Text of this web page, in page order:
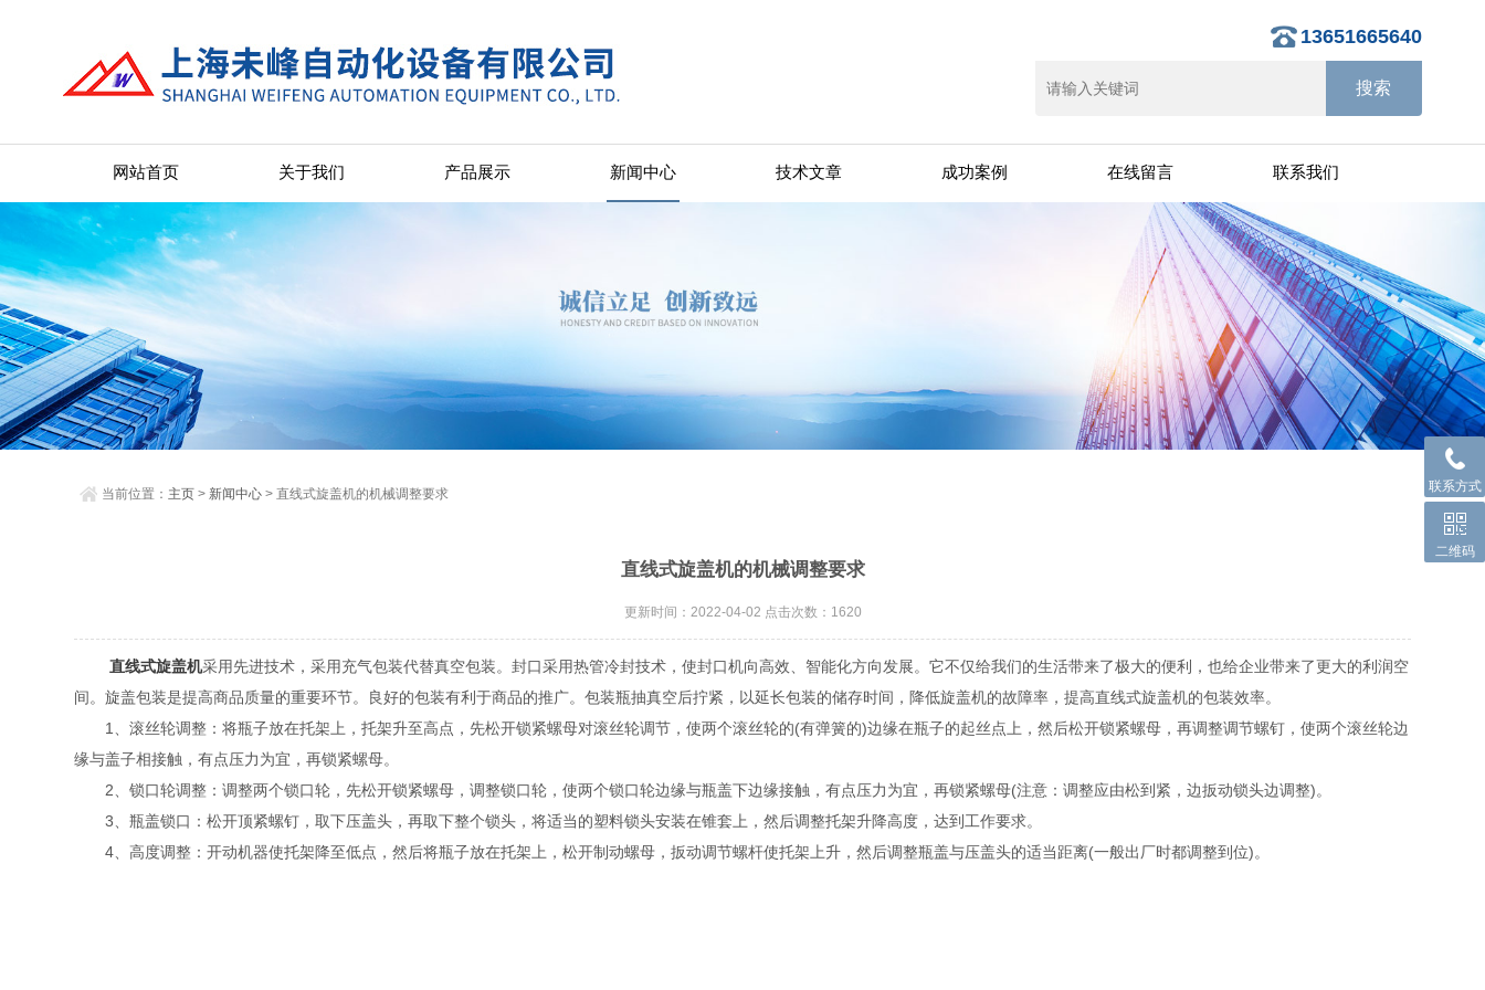
13651665640
网站首页 关于我们 产品展示 新闻中心 技术文章 成功案例 在线留言 联系我们
当前位置： 主页 > 新闻中心 > 直线式旋盖机的机械调整要求
直线式旋盖机的机械调整要求
更新时间：2022-04-02 点击次数：1620
直线式旋盖机采用先进技术，采用充气包装代替真空包装。封口采用热管冷封技术，使封口机向高效、智能化方向发展。它不仅给我们的生活带来了极大的便利，也给企业带来了更大的利润空
间。旋盖包装是提高商品质量的重要环节。良好的包装有利于商品的推广。包装瓶抽真空后拧紧，以延长包装的储存时间，降低旋盖机的故障率，提高直线式旋盖机的包装效率。
1、滚丝轮调整：将瓶子放在托架上，托架升至高点，先松开锁紧螺母对滚丝轮调节，使两个滚丝轮的(有弹簧的)边缘在瓶子的起丝点上，然后松开锁紧螺母，再调整调节螺钉，使两个滚丝轮边
缘与盖子相接触，有点压力为宜，再锁紧螺母。
2、锁口轮调整：调整两个锁口轮，先松开锁紧螺母，调整锁口轮，使两个锁口轮边缘与瓶盖下边缘接触，有点压力为宜，再锁紧螺母(注意：调整应由松到紧，边扳动锁头边调整)。
3、瓶盖锁口：松开顶紧螺钉，取下压盖头，再取下整个锁头，将适当的塑料锁头安装在锥套上，然后调整托架升降高度，达到工作要求。
4、高度调整：开动机器使托架降至低点，然后将瓶子放在托架上，松开制动螺母，扳动调节螺杆使托架上升，然后调整瓶盖与压盖头的适当距离(一般出厂时都调整到位)。
联系方式
二维码